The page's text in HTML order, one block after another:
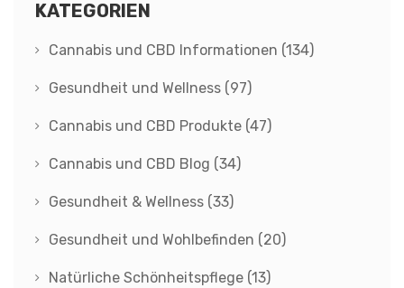
KATEGORIEN
Cannabis und CBD Informationen (134)
Gesundheit und Wellness (97)
Cannabis und CBD Produkte (47)
Cannabis und CBD Blog (34)
Gesundheit & Wellness (33)
Gesundheit und Wohlbefinden (20)
Natürliche Schönheitspflege (13)